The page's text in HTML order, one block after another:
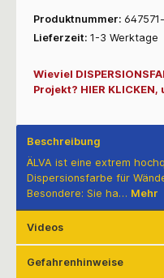
Produktnummer:
Lieferzeit: 1-3 Werktage
Wieviel
Projekt? HIER
Beschreibung
ÄLVA ist eine extrem
Dispersionsfarbe für
Besondere: Sie ha… Mehr
Videos
Gefahrenhinweise